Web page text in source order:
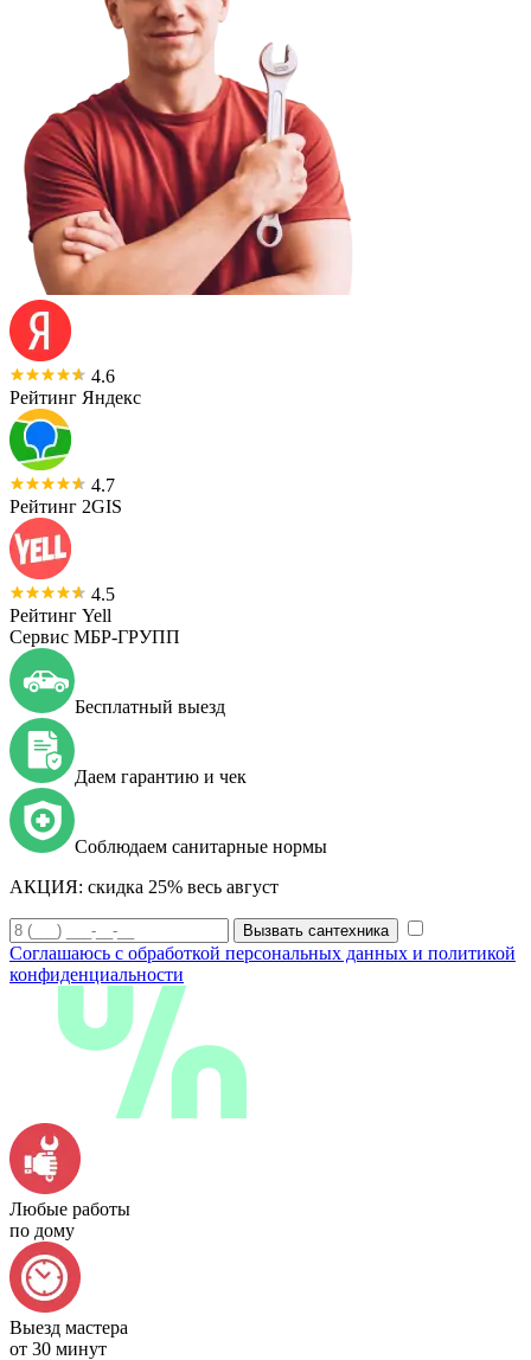
4.6
Рейтинг Яндекс
4.7
Рейтинг 2GIS
4.5
Рейтинг Yell
Сервис МБР-ГРУПП
Бесплатный выезд
Даем гарантию и чек
Соблюдаем санитарные нормы
АКЦИЯ: скидка 25% весь август
Вызвать сантехника
Соглашаюсь с обработкой персональных данных и политикой
конфиденциальности
Любые работы
по дому
Выезд мастера
от 30 минут